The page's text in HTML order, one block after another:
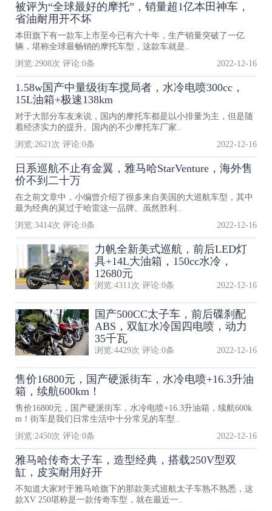
被评为“全球最好的摩托”，销量超1亿本田神车，
省油耐用开不坏
本田旗下有一款车上市至今已有六十年，生产销量突破了一亿
辆，堪称全球最畅销的摩托车型，这款车就是..
浏览:2908次 评论:0条 2022-12-16
1.58w国产中量级街车搅局者，水冷电喷300cc，
15L油箱+极速138km
对于大部分车友来说，国内的摩托车都是以小排量为主，但是随
着经济实力的提升。国内的不少摩托车厂家..
浏览:2621次 评论:0条 2022-12-16
日系巡航不止有金翼，雅马哈StarVenture，海外售
价不到二十万
在之前文章中，小编曾介绍了很多来自美国的大巡航车型，其中
最为经典的莫过于哈雷这一品牌。虽然胜利..
浏览:3414次 评论:0条 2022-12-16
力帆全新美式巡航，前后LED灯
具+14L大油箱，150cc水冷，
12680元
浏览:4311次 评论:0条 2022-12-16
国产500CC太子车，前后碟刹配
ABS，双缸水冷国四电喷，动力
35千瓦
浏览:4429次 评论:0条 2022-12-16
售价16800元，国产硬派街车，水冷电喷+16.3升油
箱，续航600km！
售价16800元，国产硬派街车，水冷电喷+16.3升油箱，续航600k
m！街车是我们日常生活中十分常见的车型..
浏览:2450次 评论:0条 2022-12-16
雅马哈传奇太子车，造型经典，搭载250V型双
缸，皮实耐用好开
不知道大家对于雅马哈旗下的那款美式巡航太子车熟不熟悉，这
款XV 250堪称是一款传奇车型，就在最近一..